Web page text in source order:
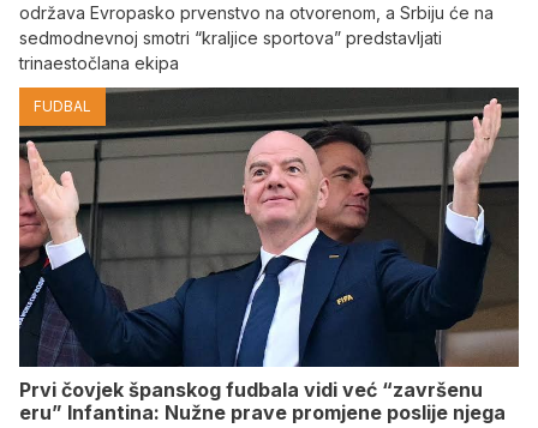
održava Evropasko prvenstvo na otvorenom, a Srbiju će na
sedmodnevnoj smotri “kraljice sportova” predstavljati
trinaestočlana ekipa
FUDBAL
Prvi čovjek španskog fudbala vidi već “završenu
eru” Infantina: Nužne prave promjene poslije njega